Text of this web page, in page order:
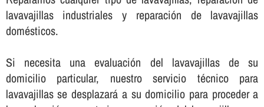
lavavajillas industriales y reparación de lavavajillas
domésticos.
Si necesita una evaluación del lavavajillas de su
domicilio particular, nuestro servicio técnico para
lavavajillas se desplazará a su domicilio para proceder a